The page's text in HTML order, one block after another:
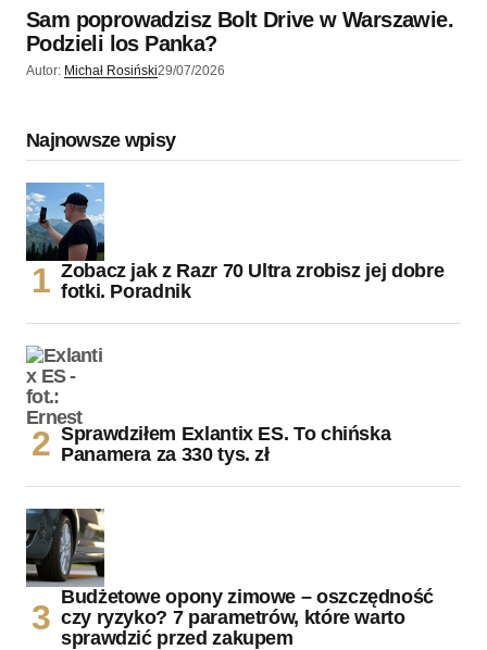
Sam poprowadzisz Bolt Drive w Warszawie.
Podzieli los Panka?
Autor: Michał Rosiński29/07/2026
Najnowsze wpisy
Zobacz jak z Razr 70 Ultra zrobisz jej dobre
fotki. Poradnik
Sprawdziłem Exlantix ES. To chińska
Panamera za 330 tys. zł
Budżetowe opony zimowe – oszczędność
czy ryzyko? 7 parametrów, które warto
sprawdzić przed zakupem